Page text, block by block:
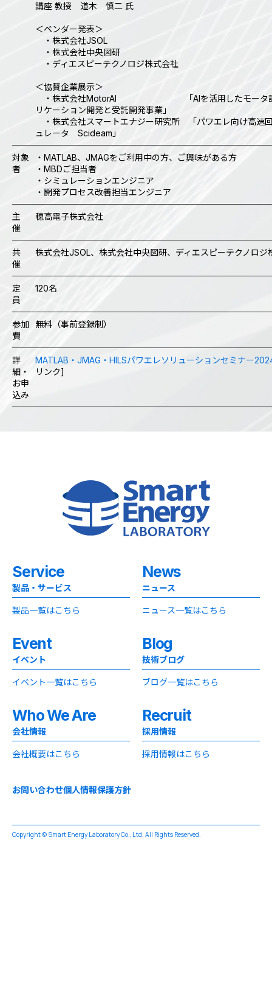
講座 教授 道木 慎二 氏
＜ベンダー発表＞
・株式会社JSOL
・株式会社中央図研
・ディエスピーテクノロジ株式会社
＜協賛企業展示＞
・株式会社MotorAI 「AIを活用したモータ設
リケーション開発と受託開発事業」
・株式会社スマートエナジー研究所 「パワエレ向け高速
ュレータ Scideam」
対象
者
・MATLAB、JMAGをご利用中の方、ご興味がある方
・MBDご担当者
・シミュレーションエンジニア
・開発プロセス改善担当エンジニア
主
催
穂高電子株式会社
共
催
株式会社JSOL、株式会社中央図研、ディエスピーテクノロジ
定
員
120名
参加
費
無料（事前登録制）
詳
細・
お申
込み
MATLAB・JMAG・HILSパワエレソリューションセミナー
リンク]
Service
製品・サービス
製品一覧はこちら
News
ニュース
ニュース一覧はこちら
Event
イベント
イベント一覧はこちら
Blog
技術ブログ
ブログ一覧はこちら
Who We Are
会社情報
会社概要はこちら
Recruit
採用情報
採用情報はこちら
お問い合わせ個人情報保護方針
Copyright © Smart Energy Laboratory Co., Ltd. All Rights Reserved.